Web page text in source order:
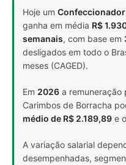
Hoje um
ganha em média R$
semanais, com base em
desligados em todo o
meses (CAGED).
Em 2026 a remuneração
Carimbos de Borracha
médio de R$ 2.189,89 e o
A variação salarial
desempenhadas,